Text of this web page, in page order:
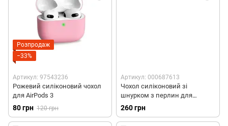
Шкіряні чохли для AirPods Pro 3
Розпродаж
−33%
Артикул: 97543236
Рожевий силіконовий чохол
для AirPods 3
80 грн 120 грн
Артикул: 000687613
Чохол силіконовий зі
шнурком з перлин для
AirPods 1 / 2 - Рожевий
260 грн